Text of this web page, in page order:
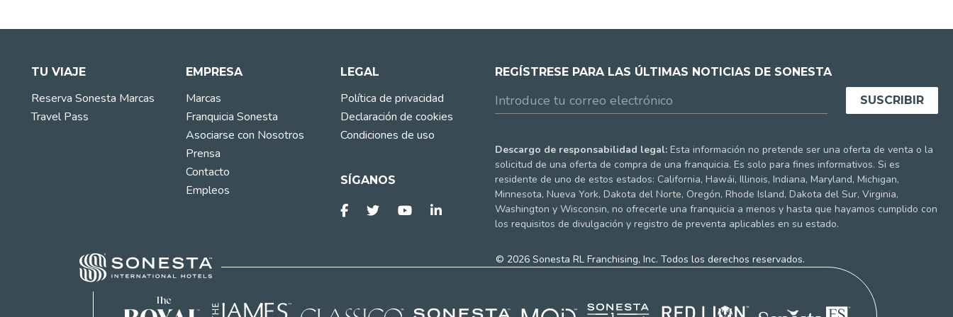
TU VIAJE
Reserva Sonesta Marcas
Travel Pass
EMPRESA
Marcas
Franquicia Sonesta
Asociarse con Nosotros
Prensa
Contacto
Empleos
LEGAL
Política de privacidad
Declaración de cookies
Condiciones de uso
SÍGANOS
REGÍSTRESE PARA LAS ÚLTIMAS NOTICIAS DE SONESTA
Descargo de responsabilidad legal: Esta información no pretende ser una oferta de venta o la
solicitud de una oferta de compra de una franquicia. Es solo para fines informativos. Si es
residente de uno de estos estados: California, Hawái, Illinois, Indiana, Maryland, Michigan,
Minnesota, Nueva York, Dakota del Norte, Oregón, Rhode Island, Dakota del Sur, Virginia,
Washington y Wisconsin, no ofrecerle una franquicia a menos y hasta que hayamos cumplido con
los requisitos de divulgación y registro de preventa aplicables en su estado.
© 2026 Sonesta RL Franchising, Inc. Todos los derechos reservados.